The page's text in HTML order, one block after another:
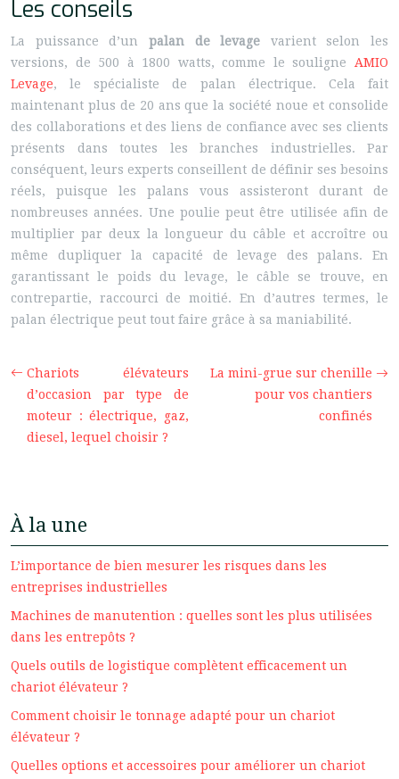
Les conseils
La puissance d’un palan de levage varient selon les
versions, de 500 à 1800 watts, comme le souligne AMIO
Levage, le spécialiste de palan électrique. Cela fait
maintenant plus de 20 ans que la société noue et consolide
des collaborations et des liens de confiance avec ses clients
présents dans toutes les branches industrielles. Par
conséquent, leurs experts conseillent de définir ses besoins
réels, puisque les palans vous assisteront durant de
nombreuses années. Une poulie peut être utilisée afin de
multiplier par deux la longueur du câble et accroître ou
même dupliquer la capacité de levage des palans. En
garantissant le poids du levage, le câble se trouve, en
contrepartie, raccourci de moitié. En d’autres termes, le
palan électrique peut tout faire grâce à sa maniabilité.
Chariots élévateurs
d’occasion par type de
moteur : électrique, gaz,
diesel, lequel choisir ?
La mini-grue sur chenille
pour vos chantiers
confinés
À la une
L’importance de bien mesurer les risques dans les
entreprises industrielles
Machines de manutention : quelles sont les plus utilisées
dans les entrepôts ?
Quels outils de logistique complètent efficacement un
chariot élévateur ?
Comment choisir le tonnage adapté pour un chariot
élévateur ?
Quelles options et accessoires pour améliorer un chariot